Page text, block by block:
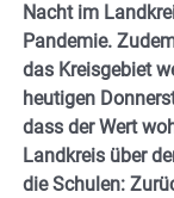
Nacht im
Pandemie.
das Kreisgebiet
heutigen
dass der Wert
Landkreis über
die Schulen: